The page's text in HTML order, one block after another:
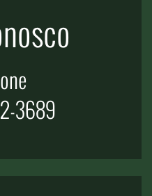
3689